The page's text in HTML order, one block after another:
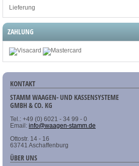
Lieferung
ZAHLUNG
KONTAKT
STAMM WAAGEN- UND KASSENSYSTEME
GMBH & CO. KG
Tel.: +49 (0) 6021 - 34 99 - 0
Email: info@waagen-stamm.de
Ottostr. 14 - 16
63741 Aschaffenburg
ÜBER UNS